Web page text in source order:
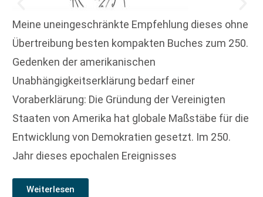
Meine uneingeschränkte Empfehlung dieses ohne
Übertreibung besten kompakten Buches zum 250.
Gedenken der amerikanischen
Unabhängigkeitserklärung bedarf einer
Voraberklärung: Die Gründung der Vereinigten
Staaten von Amerika hat globale Maßstäbe für die
Entwicklung von Demokratien gesetzt. Im 250.
Jahr dieses epochalen Ereignisses
Weiterlesen